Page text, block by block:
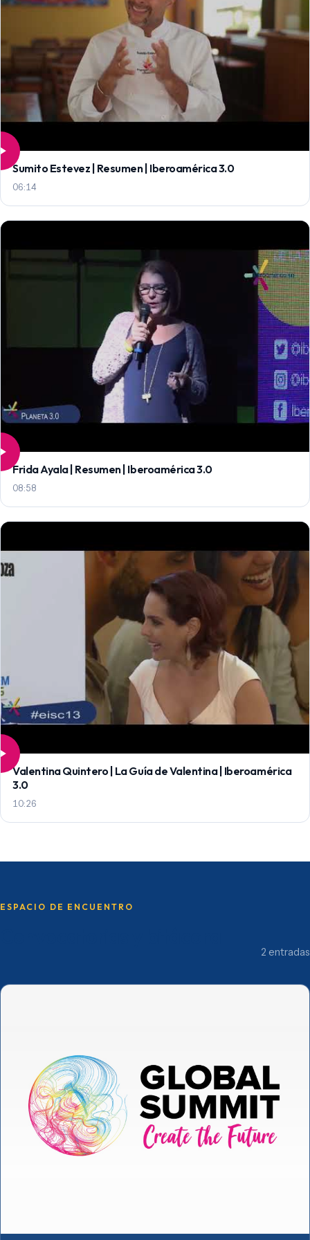
Sumito Estevez | Resumen | Iberoamérica 3.0
06:14
Frida Ayala | Resumen | Iberoamérica 3.0
08:58
Valentina Quintero | La Guía de Valentina | Iberoamérica
3.0
10:26
ESPACIO DE ENCUENTRO
2 entradas